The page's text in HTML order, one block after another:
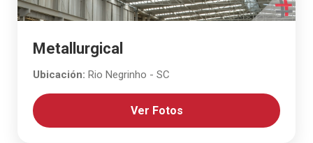
Metallurgical
Ubicación: Rio Negrinho - SC
Ver Fotos